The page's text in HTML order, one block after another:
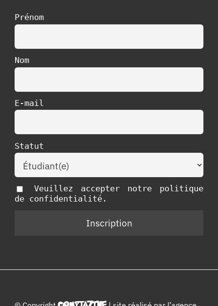
Prénom
Nom
E-mail
Statut
Veuillez accepter notre politique
de confidentialité.